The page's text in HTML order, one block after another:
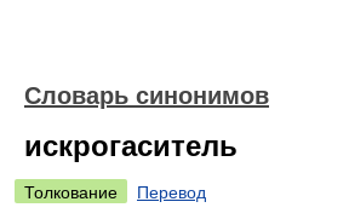
Словарь синонимов
искрогаситель
Толкование
Перевод